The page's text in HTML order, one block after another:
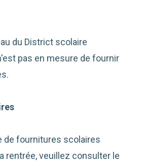
du District scolaire
pas en mesure de fournir
de fournitures scolaires
rentrée, veuillez consulter le